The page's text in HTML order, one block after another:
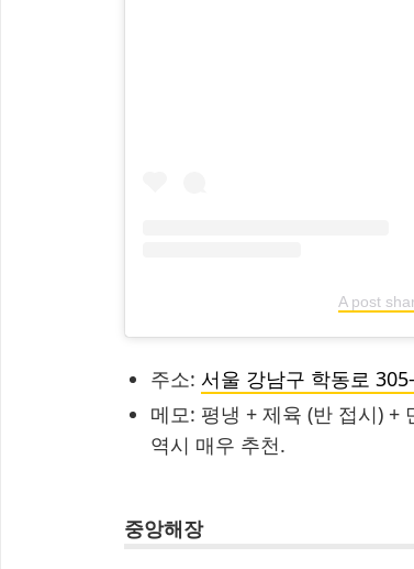
A post
주소: 서울 강남구 학동로
메모: 평냉 + 제육 (반 접시) +
역시 매우 추천.
중앙해장